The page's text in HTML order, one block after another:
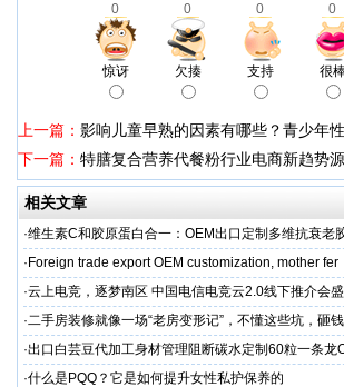
0 0 0 0
惊讶 欠揍 支持 很
上一篇： 影响儿童早熟的因素有哪些？青少年
下一篇： 特膳复合营养代餐粉行业电商新趋势
相关文章
·维生素C和胶原蛋白合一：OEM出口定制多维抗衰老
· Foreign trade export OEM customization, mother fer
·云上电竞，逐梦南区 中国电信电竞云2.0线下推介会
启幕
·二手房装修就像一场“老房变形记”，不懂这些坑，砸
糟心！看完这篇再开工
·出口白芸豆代加工身材管理阻断碳水定制60粒一条龙
贴牌
·什么是PQQ？它是如何提升女性私护保养的